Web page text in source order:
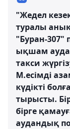
"Жедел
туралы
"Буран-307"
ықшам
такси
М.есімді
күдікті
тырысты.
бірге
аудандық